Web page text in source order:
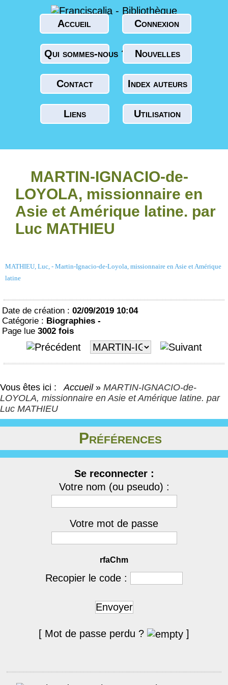
Accueil Connexion
Qui sommes-nous ? Nouvelles
Contact Index auteurs
Liens Utilisation
MARTIN-IGNACIO-de-
LOYOLA, missionnaire en
Asie et Amérique latine. par
Luc MATHIEU
MATHIEU, Luc, - Martin-Ignacio-de-Loyola, missionnaire en Asie et Amérique
latine
Date de création : 02/09/2019 10:04
Catégorie : Biographies -
Page lue 3002 fois
Vous êtes ici : Accueil » MARTIN-IGNACIO-de-
LOYOLA, missionnaire en Asie et Amérique latine. par
Luc MATHIEU
Préférences
Se reconnecter :
Votre nom (ou pseudo) :
Votre mot de passe
rfaChm
Recopier le code :
Envoyer
[ Mot de passe perdu ? ]